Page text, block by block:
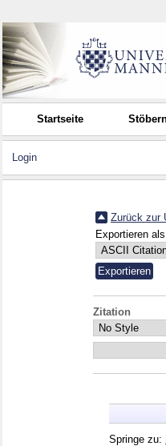
Startseite
Login
Zurück zur
Exportieren als
Zitation
Springe zu: